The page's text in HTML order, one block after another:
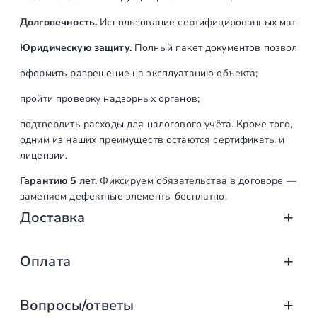
а
0
R
Долговечность. Использование сертифицированных
Юридическую защиту.Полный пакет документов позволяет:
оформить разрешение на эксплуатацию объекта;
пройти проверку надзорных органов;
подтвердить расходы для налогового учёта. Кроме того,
одним из наших преимуществ остаются сертификаты и
лицензии.
Гарантию 5 лет. Фиксируем обязательства в договоре —
заменяем дефектные элементы бесплатно.
Доставка
Доставка от «СтаирсПром»: аккуратно,
от упаковки на производстве до разгрузки на объекте.
Оплата
Оплата услуг «СтаирсПром»: удобно,
Вопросы/ответы